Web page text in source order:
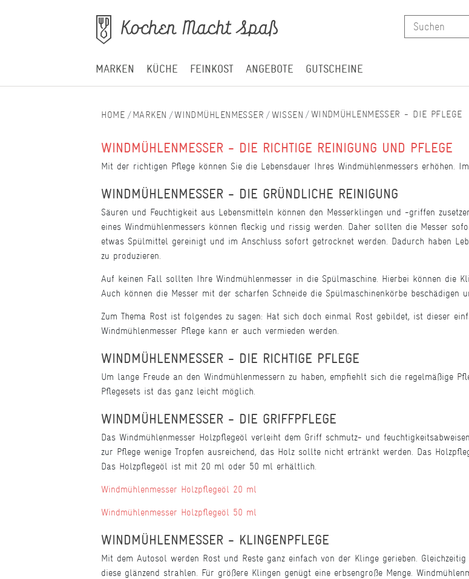
MARKEN KÜCHE FEINKOST ANGEBOTE GUTSCHEINE
MARKEN WINDMÜHLENMESSER WISSEN WINDMÜHLENMESSER - DIE PFLEGE
WINDMÜHLENMESSER - DIE RICHTIGE REINIGUNG UND PFLEGE
Mit der richtigen Pflege können Sie die Lebensdauer Ihres Windmühlenmessers erhöhen.
WINDMÜHLENMESSER - DIE GRÜNDLICHE REINIGUNG
Säuren und Feuchtigkeit aus Lebensmitteln können den Messerklingen und -griffen
eines Windmühlenmessers können fleckig und rissig werden. Daher sollten die Messer
etwas Spülmittel gereinigt und im Anschluss sofort getrocknet werden. Dadurch haben
zu produzieren.
Auf keinen Fall sollten Ihre Windmühlenmesser in die Spülmaschine. Hierbei können die
Auch können die Messer mit der scharfen Schneide die Spülmaschinenkörbe beschädigen
Zum Thema Rost ist folgendes zu sagen: Hat sich doch einmal Rost gebildet, ist dieser
Windmühlenmesser Pflege kann er auch vermieden werden.
WINDMÜHLENMESSER - DIE RICHTIGE PFLEGE
Um lange Freude an den Windmühlenmessern zu haben, empfiehlt sich die regelmäßige
Pflegesets ist das ganz leicht möglich.
WINDMÜHLENMESSER - DIE GRIFFPFLEGE
Das Windmühlenmesser Holzpflegeöl verleiht dem Griff schmutz- und
zur Pflege wenige Tropfen ausreichend, das Holz sollte nicht ertränkt werden. Das
Das Holzpflegeöl ist mit 20 ml oder 50 ml erhältlich.
Windmühlenmesser Holzpflegeöl 20 ml
Windmühlenmesser Holzpflegeöl 50 ml
WINDMÜHLENMESSER - KLINGENPFLEGE
Mit dem Autosol werden Rost und Reste ganz einfach von der Klinge gerieben.
diese glänzend strahlen. Für größere Klingen genügt eine erbsengroße Menge.